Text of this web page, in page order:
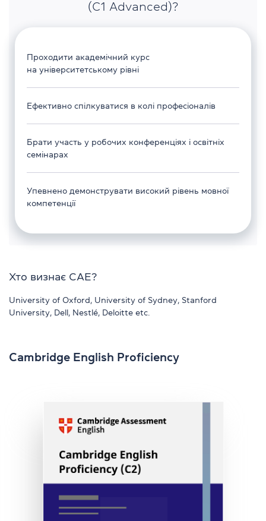
(C1 Advanced)?
Проходити академічний курс
на університетському рівні
Ефективно спілкуватися в колі професіоналів
Брати участь у робочих конференціях і освітніх
семінарах
Упевнено демонструвати високий рівень мовної
компетенції
Хто визнає CAE?
University of Oxford, University of Sydney, Stanford
University, Dell, Nestlé, Deloitte etc.
Cambridge English Proficiency